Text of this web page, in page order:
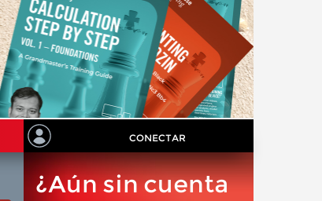
CONECTAR
¿Aún sin cuenta